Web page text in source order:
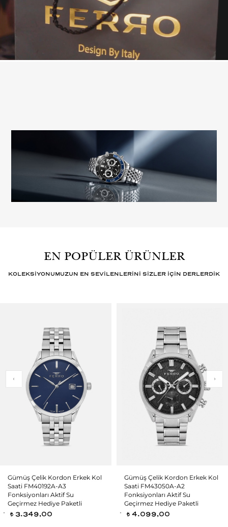
EN POPÜLER ÜRÜNLER
KOLEKSİYONUMUZUN EN SEVİLENLERİNİ SİZLER İÇİN DERLERDİK
Gümüş Çelik Kordon Erkek Kol
Saati FM40192A-A3
Fonksiyonları Aktif Su
Geçirmez Hediye Paketli
t 3.349,00
Gümüş Çelik Kordon Erkek Kol
Saati FM43050A-A2
Fonksiyonları Aktif Su
Geçirmez Hediye Paketli
t 4.099,00